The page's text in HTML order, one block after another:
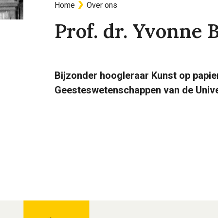
Home Over ons
Prof. dr. Yvonne
Bijzonder hoogleraar Kunst op
Geesteswetenschappen van de